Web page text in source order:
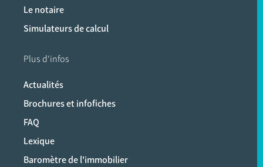
Le notaire
Simulateurs de calcul
Plus d'infos
Actualités
Brochures et infofiches
FAQ
Lexique
Baromètre de l'immobilier